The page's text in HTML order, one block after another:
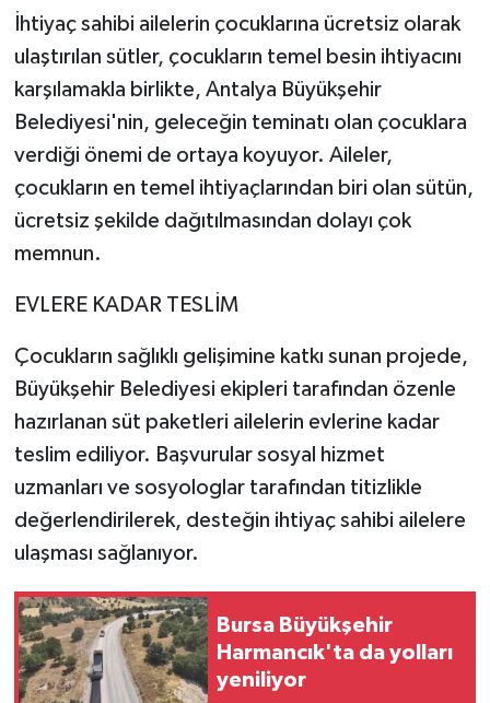
İhtiyaç sahibi ailelerin çocuklarına ücretsiz olarak
ulaştırılan sütler, çocukların temel besin ihtiyacını
karşılamakla birlikte, Antalya Büyükşehir
Belediyesi'nin, geleceğin teminatı olan çocuklara
verdiği önemi de ortaya koyuyor. Aileler,
çocukların en temel ihtiyaçlarından biri olan sütün,
ücretsiz şekilde dağıtılmasından dolayı çok
memnun.
EVLERE KADAR TESLİM
Çocukların sağlıklı gelişimine katkı sunan projede,
Büyükşehir Belediyesi ekipleri tarafından özenle
hazırlanan süt paketleri ailelerin evlerine kadar
teslim ediliyor. Başvurular sosyal hizmet
uzmanları ve sosyologlar tarafından titizlikle
değerlendirilerek, desteğin ihtiyaç sahibi ailelere
ulaşması sağlanıyor.
Bursa Büyükşehir
Harmancık'ta da yolları
yeniliyor